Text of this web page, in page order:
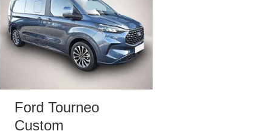
Ford Tourneo
Custom